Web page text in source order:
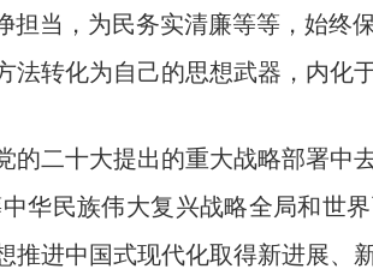
担当，为民务实清廉等等，始终
转化为自己的思想武器，内化
二十大提出的重大战略部署中
华民族伟大复兴战略全局和世
进中国式现代化取得新进展、